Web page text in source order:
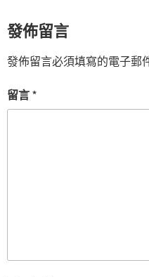
發佈留言
發佈留言必須填寫的電子郵
留言*